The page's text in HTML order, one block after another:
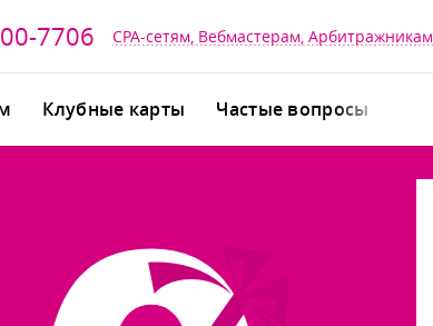
7706 CPA-сетям, Вебмастерам, Арбитражникам
Клубные карты Частые вопросы